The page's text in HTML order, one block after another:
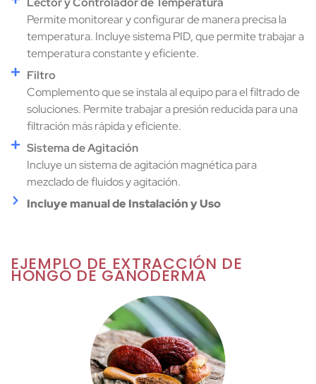
Permite monitorear y configurar de manera precisa la
temperatura. Incluye sistema PID, que permite trabajar a
temperatura constante y eficiente.
Filtro
Complemento que se instala al equipo para el filtrado de
soluciones. Permite trabajar a presión reducida para una
filtración más rápida y eficiente.
Sistema de Agitación
Incluye un sistema de agitación magnética para
mezclado de fluidos y agitación.
Incluye manual de Instalación y Uso
EJEMPLO DE EXTRACCIÓN DE
HONGO DE GANODERMA